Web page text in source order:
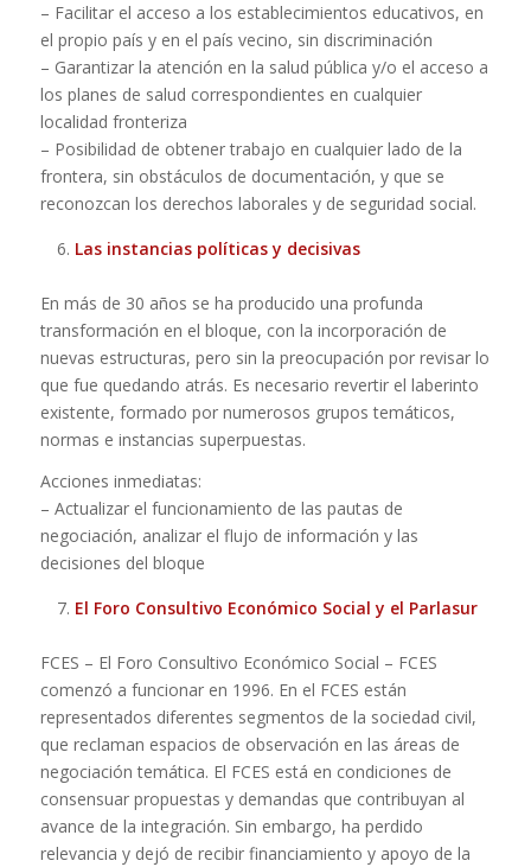
– Facilitar el acceso a los establecimientos educativos, en
el propio país y en el país vecino, sin discriminación
– Garantizar la atención en la salud pública y/o el acceso a
los planes de salud correspondientes en cualquier
localidad fronteriza
– Posibilidad de obtener trabajo en cualquier lado de la
frontera, sin obstáculos de documentación, y que se
reconozcan los derechos laborales y de seguridad social.
Las instancias políticas y decisivas
En más de 30 años se ha producido una profunda
transformación en el bloque, con la incorporación de
nuevas estructuras, pero sin la preocupación por revisar lo
que fue quedando atrás. Es necesario revertir el laberinto
existente, formado por numerosos grupos temáticos,
normas e instancias superpuestas.
Acciones inmediatas:
– Actualizar el funcionamiento de las pautas de
negociación, analizar el flujo de información y las
decisiones del bloque
El Foro Consultivo Económico Social y el Parlasur
FCES – El Foro Consultivo Económico Social – FCES
comenzó a funcionar en 1996. En el FCES están
representados diferentes segmentos de la sociedad civil,
que reclaman espacios de observación en las áreas de
negociación temática. El FCES está en condiciones de
consensuar propuestas y demandas que contribuyan al
avance de la integración. Sin embargo, ha perdido
relevancia y dejó de recibir financiamiento y apoyo de la